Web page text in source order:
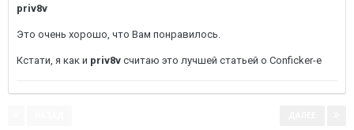
priv8v
Это очень хорошо, что Вам понравилось.
Кстати, я как и priv8v считаю это лучшей статьей о Conficker-е